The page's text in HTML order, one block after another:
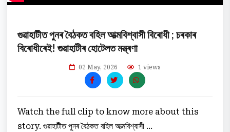
গুৱাহাটীত পুনৰ বৈঠকত বহিল আত্মবিশ্বাসী বিৰোধী ; চৰকাৰ
বিৰোধীৰেই! গুৱাহাটীৰ হোটেলত মন্ত্ৰণা
02 May, 2026 1 views
Watch the full clip to know more about this
story. গুৱাহাটীত পুনৰ বৈঠকত বহিল আত্মবিশ্বাসী ...